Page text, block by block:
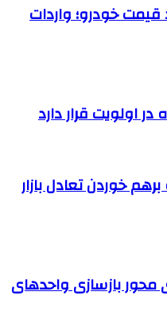
خودرو؛ واردات
اولویت قرار دارد
خوردن تعادل بازار
محور بازسازی واحدهای